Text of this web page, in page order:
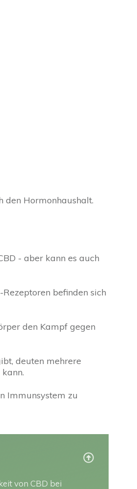
den Hormonhaushalt.
- aber kann es auch
befinden sich
den Kampf gegen
deuten mehrere
Immunsystem zu
von CBD bei